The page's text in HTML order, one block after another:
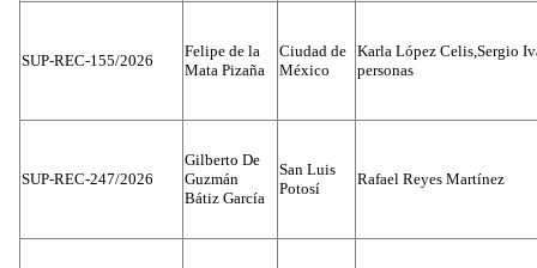
SUP-REC-155/2026
Felipe de la
Mata Pizaña
Ciudad de
México
Karla López Celis,Sergio
personas
SUP-REC-247/2026
Gilberto De
Guzmán
Bátiz García
San Luis
Potosí
Rafael Reyes Martínez